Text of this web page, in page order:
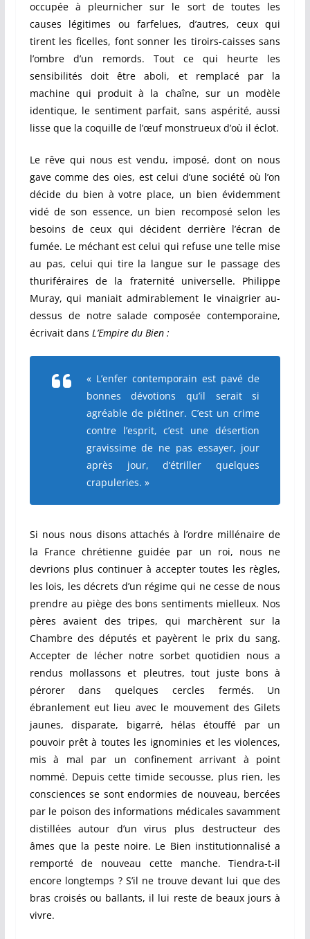
occupée à pleurnicher sur le sort de toutes les
causes légitimes ou farfelues, d’autres, ceux qui
tirent les ficelles, font sonner les tiroirs-caisses sans
l’ombre d’un remords. Tout ce qui heurte les
sensibilités doit être aboli, et remplacé par la
machine qui produit à la chaîne, sur un modèle
identique, le sentiment parfait, sans aspérité, aussi
lisse que la coquille de l’œuf monstrueux d’où il éclot.
Le rêve qui nous est vendu, imposé, dont on nous
gave comme des oies, est celui d’une société où l’on
décide du bien à votre place, un bien évidemment
vidé de son essence, un bien recomposé selon les
besoins de ceux qui décident derrière l’écran de
fumée. Le méchant est celui qui refuse une telle mise
au pas, celui qui tire la langue sur le passage des
thuriféraires de la fraternité universelle. Philippe
Muray, qui maniait admirablement le vinaigrier au-
dessus de notre salade composée contemporaine,
écrivait dans L’Empire du Bien :
« L’enfer contemporain est pavé de
bonnes dévotions qu’il serait si
agréable de piétiner. C’est un crime
contre l’esprit, c’est une désertion
gravissime de ne pas essayer, jour
après jour, d’étriller quelques
crapuleries. »
Si nous nous disons attachés à l’ordre millénaire de
la France chrétienne guidée par un roi, nous ne
devrions plus continuer à accepter toutes les règles,
les lois, les décrets d’un régime qui ne cesse de nous
prendre au piège des bons sentiments mielleux. Nos
pères avaient des tripes, qui marchèrent sur la
Chambre des députés et payèrent le prix du sang.
Accepter de lécher notre sorbet quotidien nous a
rendus mollassons et pleutres, tout juste bons à
pérorer dans quelques cercles fermés. Un
ébranlement eut lieu avec le mouvement des Gilets
jaunes, disparate, bigarré, hélas étouffé par un
pouvoir prêt à toutes les ignominies et les violences,
mis à mal par un confinement arrivant à point
nommé. Depuis cette timide secousse, plus rien, les
consciences se sont endormies de nouveau, bercées
par le poison des informations médicales savamment
distillées autour d’un virus plus destructeur des
âmes que la peste noire. Le Bien institutionnalisé a
remporté de nouveau cette manche. Tiendra-t-il
encore longtemps ? S’il ne trouve devant lui que des
bras croisés ou ballants, il lui reste de beaux jours à
vivre.